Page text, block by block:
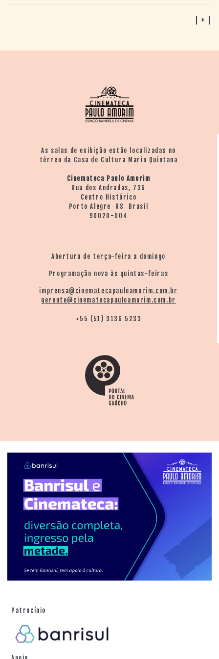
1984). Hélio Nascimento observou que o longa fala
sobre as marcas da repressão, não apenas físicas, mas
| + |
As salas de exibição estão localizadas no
térreo da Casa de Cultura Mario Quintana
Cinemateca Paulo Amorim
Rua dos Andradas, 736
Centro Histórico
Porto Alegre RS Brasil
90020-004
Abertura de terça-feira a domingo
Programação nova às quintas-feiras
imprensa@cinematecapauloamorim.com.br
gerente@cinematecapauloamorim.com.br
+55 (51) 3136 5233
Patrocínio